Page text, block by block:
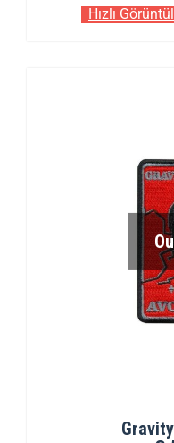
Hızlı